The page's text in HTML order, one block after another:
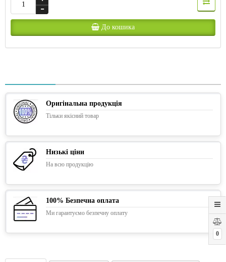
0
До кошика
Оригінальна продукція
Тільки якісний товар
Низькі ціни
На всю продукцію
100% Безпечна оплата
Ми гарантуємо безпечну оплату